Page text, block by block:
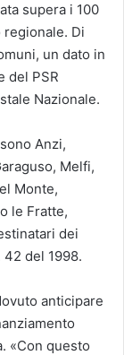
supera i 100
Di
un dato in
del PSR
Nazionale.
Anzi,
Melfi,
Monte,
le Fratte,
dei
del 1998.
anticipare
«Con questo